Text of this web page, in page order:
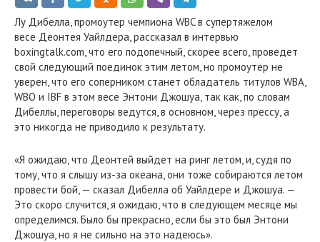
Лу Дибелла, промоутер чемпиона WBC в супертяжелом
весе Деонтея Уайлдера, рассказал в интервью
boxingtalk.com, что его подопечный, скорее всего, проведет
свой следующий поединок этим летом, но промоутер не
уверен, что его соперником станет обладатель титулов WBA,
WBO и IBF в этом весе Энтони Джошуа, так как, по словам
Дибеллы, переговоры ведутся, в основном, через прессу, а
это никогда не приводило к результату.
«Я ожидаю, что Деонтей выйдет на ринг летом, и, судя по
тому, что я слышу из-за океана, они тоже собираются летом
провести бой, — сказал Дибелла об Уайлдере и Джошуа. —
Это скоро случится, я ожидаю, что в следующем месяце мы
определимся. Было бы прекрасно, если бы это был Энтони
Джошуа, но я не сильно на это надеюсь».